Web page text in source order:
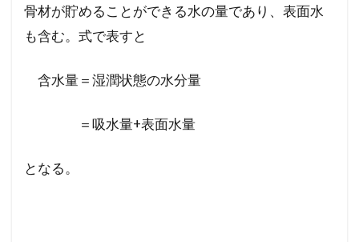
骨材が貯めることができる水の量であり、表面水
も含む。式で表すと
含水量＝湿潤状態の水分量
＝吸水量+表面水量
となる。